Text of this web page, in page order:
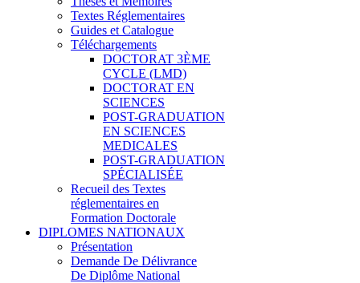
Textes Réglementaires
Guides et Catalogue
Téléchargements
DOCTORAT 3ÈME
CYCLE (LMD)
DOCTORAT EN
SCIENCES
POST-GRADUATION
EN SCIENCES
MEDICALES
POST-GRADUATION
SPÉCIALISÉE
Recueil des Textes
réglementaires en
Formation Doctorale
DIPLOMES NATIONAUX
Présentation
Demande De Délivrance
De Diplôme National